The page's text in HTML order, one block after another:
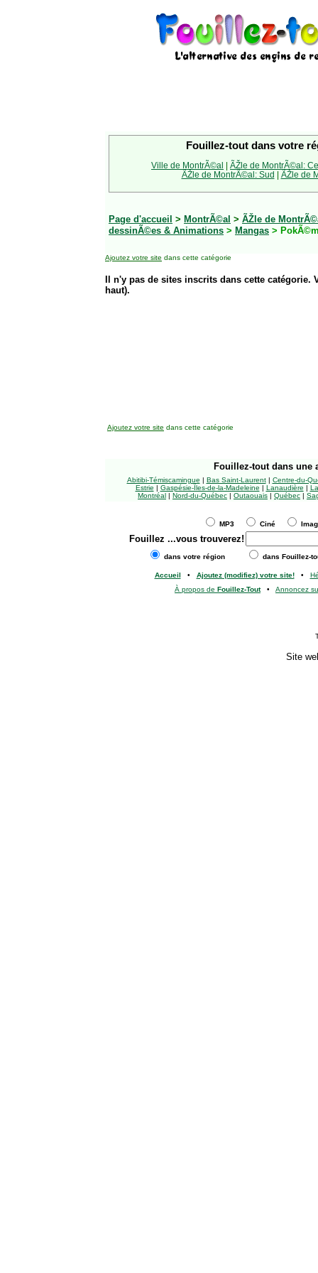
Fouillez-tout dans votre
Ville de MontrÃ©al | ÃŽle de MontrÃ©al:
ÃŽle de MontrÃ©al: Sud | ÃŽle de
Page d'accueil > MontrÃ©al > ÃŽle de
dessinÃ©es & Animations > Mangas >
Ajoutez votre site dans cette catégorie
Il n'y pas de sites inscrits dans cette
haut).
Ajoutez votre site dans cette catégorie
Fouillez-tout dans une
Abitibi-Témiscamingue | Bas Saint-Laurent| Centre-du-
Estrie | Gaspésie-Îles-de-la-Madeleine | Lanaudière |
Montréal | Nord-du-Québec | Outaouais | Québec |
MP3 Ciné
Fouillez ...vous trouverez!
dans votre région dans Fouillez-
Accueil • Ajoutez (modifiez) votre site!•
À propos de Fouillez-Tout• Annoncez
Site